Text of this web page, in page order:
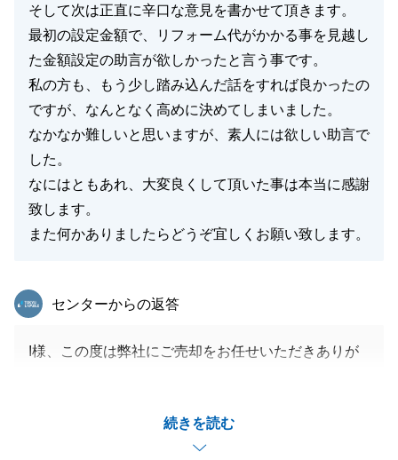
そして次は正直に辛口な意見を書かせて頂きます。
最初の設定金額で、リフォーム代がかかる事を見越し
た金額設定の助言が欲しかったと言う事です。
私の方も、もう少し踏み込んだ話をすれば良かったの
ですが、なんとなく高めに決めてしまいました。
なかなか難しいと思いますが、素人には欲しい助言で
した。
なにはともあれ、大変良くして頂いた事は本当に感謝
致します。
また何かありましたらどうぞ宜しくお願い致します。
続きを読む
東急リバブル
センターからの返答
I様、この度は弊社にご売却をお任せいただきありが
円滑なお取引を行うことができました。